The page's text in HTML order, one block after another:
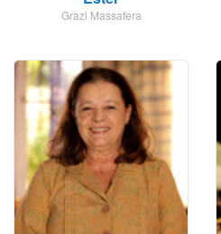
Grazi Massafera